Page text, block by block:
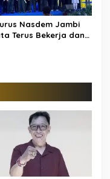
Nasdem Jambi
Terus Bekerja dan